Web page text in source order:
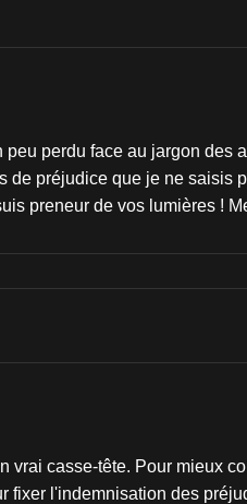
perdu face au jargon
préjudice que je ne
preneur de vos lumières !
casse-tête. Pour mieux
l'indemnisation des